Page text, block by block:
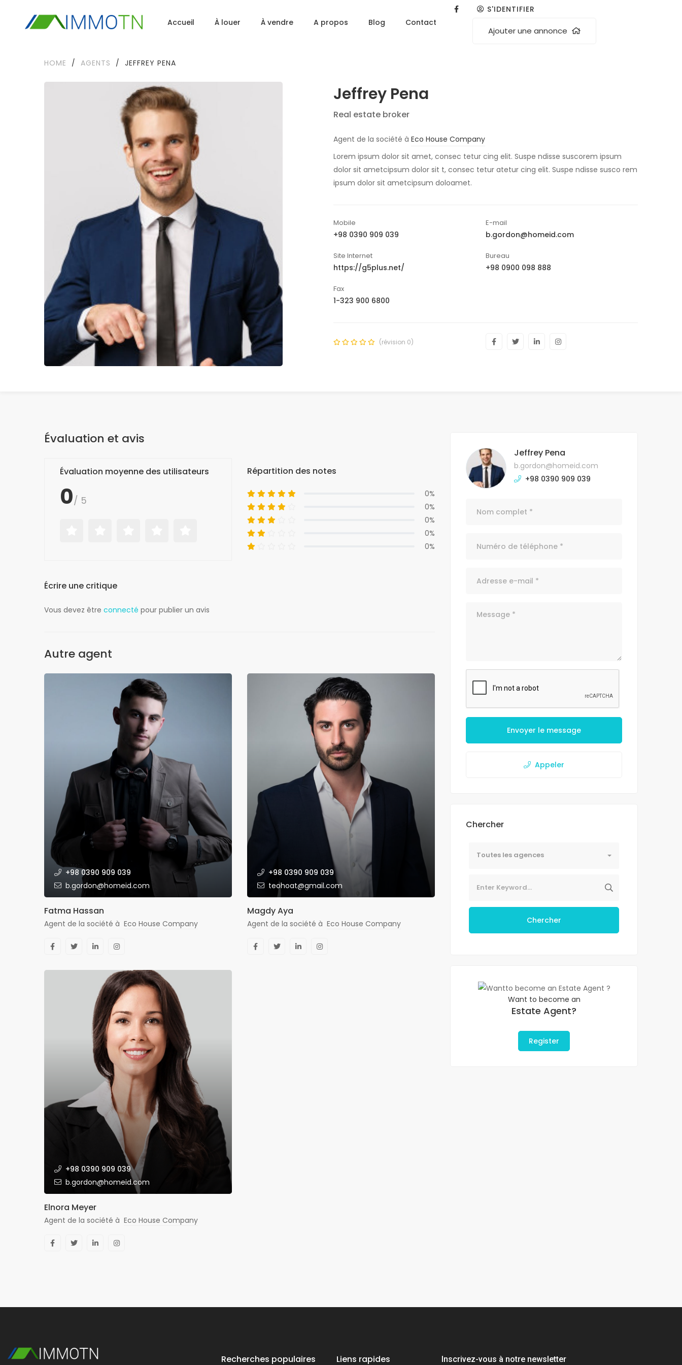
Accueil À louer À vendre A propos Blog Contact
S'IDENTIFIER
Ajouter une annonce
HOME / AGENTS / JEFFREY PENA
Jeffrey Pena
Real estate broker
Agent de la société à Eco House Company
Lorem ipsum dolor sit amet, consec tetur cing elit. Suspe ndisse suscorem ipsum
dolor sit ametcipsum dolor sit t, consec tetur atetur cing elit. Suspe ndisse susco rem
ipsum dolor sit ametcipsum doloamet.
Mobile
+98 0390 909 039
E-mail
b.gordon@homeid.com
Site Internet
https://g5plus.net/
Bureau
+98 0900 098 888
Fax
1-323 900 6800
(révision 0)
Évaluation et avis
Évaluation moyenne des utilisateurs
0/ 5
Répartition des notes
0%
0%
0%
0%
0%
Écrire une critique
Vous devez être connecté pour publier un avis
Autre agent
+98 0390 909 039
b.gordon@homeid.com
Fatma Hassan
Agent de la société à Eco House Company
+98 0390 909 039
teohoat@gmail.com
Magdy Aya
Agent de la société à Eco House Company
+98 0390 909 039
b.gordon@homeid.com
Elnora Meyer
Agent de la société à Eco House Company
Jeffrey Pena
b.gordon@homeid.com
+98 0390 909 039
Envoyer le message
Appeler
Chercher
Toutes les agences
Chercher
Want to become an
Estate Agent?
Register
Recherches populaires Liens rapides Inscrivez-vous à notre newsletter